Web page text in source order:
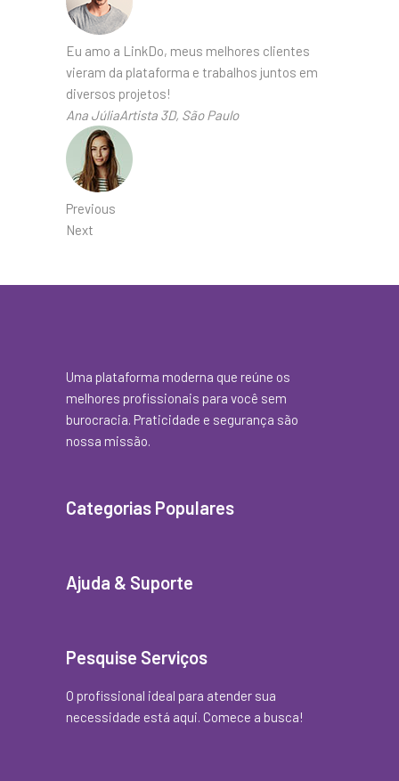
Eu amo a LinkDo, meus melhores clientes
vieram da plataforma e trabalhos juntos em
diversos projetos!
Ana JúliaArtista 3D, São Paulo
Previous
Next
Uma plataforma moderna que reúne os
melhores profissionais para você sem
burocracia. Praticidade e segurança são
nossa missão.
Categorias Populares
Ajuda & Suporte
Pesquise Serviços
O profissional ideal para atender sua
necessidade está aqui. Comece a busca!